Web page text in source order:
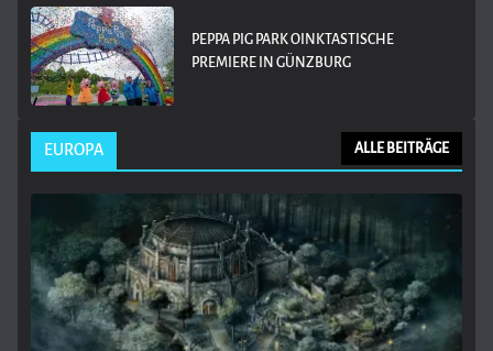
PEPPA PIG PARK OINKTASTISCHE
PREMIERE IN GÜNZBURG
EUROPA ALLE BEITRÄGE